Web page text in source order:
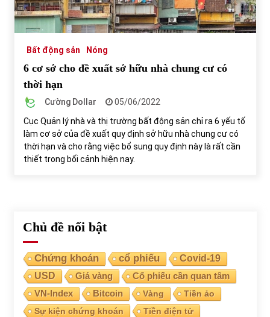
Tự doanh ngày 3.6.2022: CTCK mua ròng 28,7 tỷ đồng
06/06/2022
Bất ổn từ các cuộc đấu giá đất ở Thanh Hoá
31/05/2022
Vietcombank và Eximbank
31/05/2022
Chứng khoán ngày 30/5/2022: Top 10 cổ phiếu nổi bật
31/05/2022
Bất động sản Nóng
6 cơ sở cho đề xuất sở hữu nhà chung cư có
thời hạn
Cường Dollar
05/06/2022
Cục Quản lý nhà và thị trường bất động sản chỉ ra 6 yếu tố
làm cơ sở của đề xuất quy định sở hữu nhà chung cư có
thời hạn và cho rằng việc bổ sung quy định này là rất cần
thiết trong bối cảnh hiện nay.
Chủ đề nổi bật
Chứng khoán cổ phiếu
Covid-19
USD
Giá vàng Cổ phiếu cần quan tâm
VN-Index Bitcoin Vàng
Tiền ảo
Sự kiện chứng khoán
Tiền điện tử